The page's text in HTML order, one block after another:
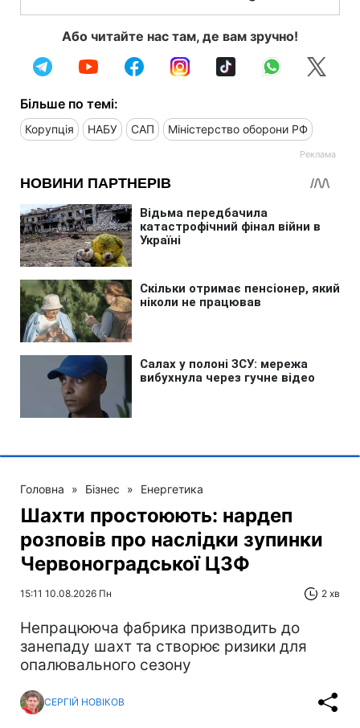
Або читайте нас там, де вам зручно!
Більше по темі:
Корупція НАБУ САП Міністерство оборони РФ
Головна » Бізнес » Енергетика
Шахти простоюють: нардеп
розповів про наслідки зупинки
Червоноградської ЦЗФ
15:11 10.08.2026 Пн 2 хв
Непрацююча фабрика призводить до
занепаду шахт та створює ризики для
опалювального сезону
СЕРГІЙ НОВІКОВ